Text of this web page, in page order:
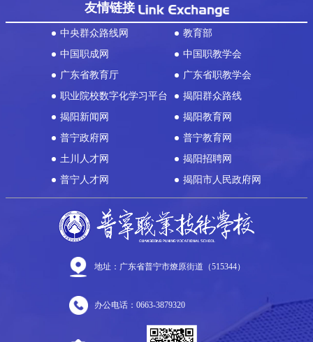
友情链接
中央群众路线网
教育部
中国职成网
中国职教学会
广东省教育厅
广东省职教学会
职业院校数字化学习平台
揭阳群众路线
揭阳新闻网
揭阳教育网
普宁政府网
普宁教育网
土川人才网
揭阳招聘网
普宁人才网
揭阳市人民政府网
地址：广东省普宁市燎原街道（515344）
办公电话：0663-3879320